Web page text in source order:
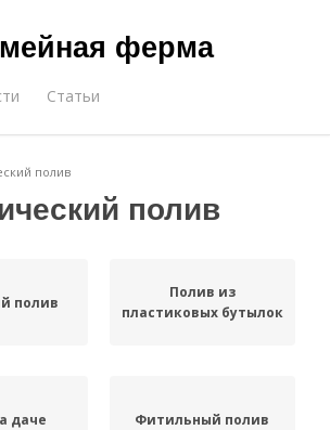
ферма
Статьи
полив
полив
полив
Полив из
пластиковых бутылок
даче Фитильный полив